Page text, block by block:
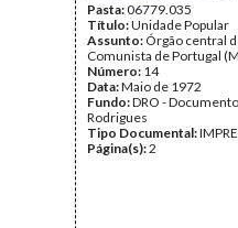
Pasta:06779.035
Título:Unidade Popular
Assunto: Órgão central
Comunista de Portugal
Número: 14
Data:Maio de 1972
Fundo:DRO -
Rodrigues
Tipo Documental:
Página(s):2